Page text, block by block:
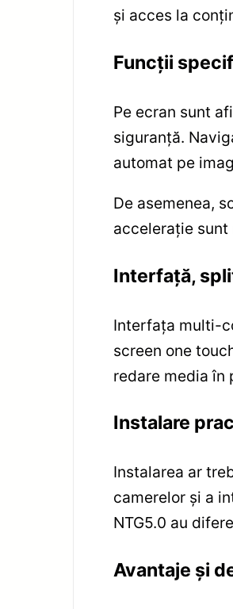
și acces la
Funcții
Pe ecran sunt
siguranță.
automat pe
De asemenea,
accelerație
Interfață,
Interfața multi-
screen one
redare media în
Instalare
Instalarea ar
camerelor și a
NTG5.0 au
Avantaje și